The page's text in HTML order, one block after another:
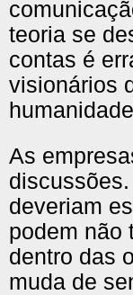
teoria se
contas é
visionários
As
deveriam
podem não
dentro das
muda de